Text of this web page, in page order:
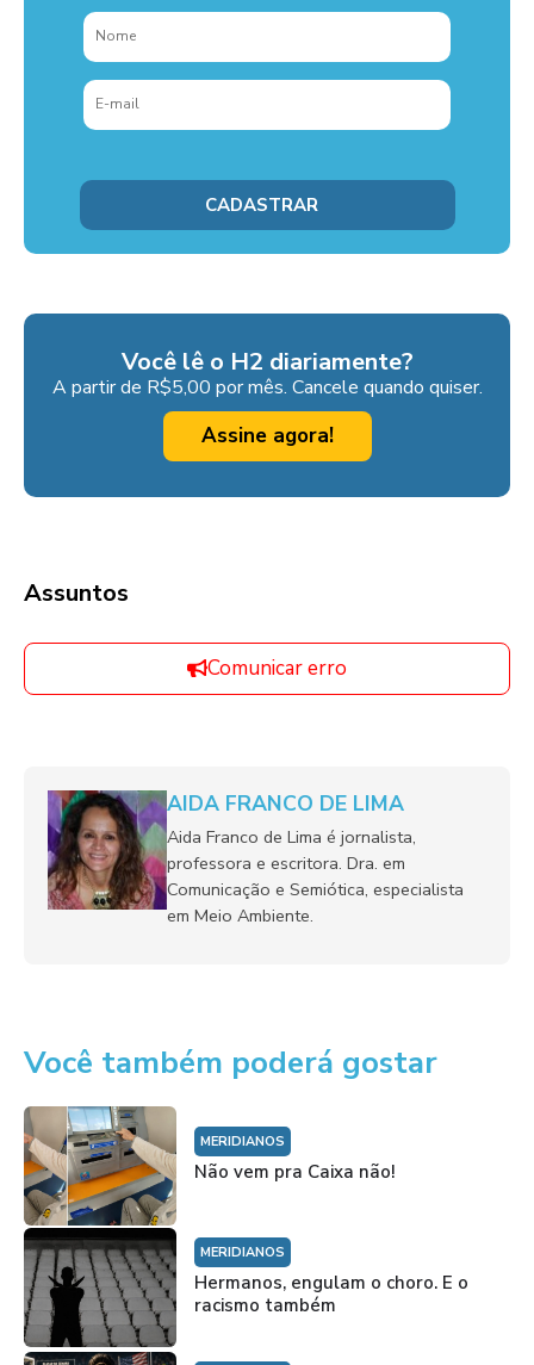
Você lê o H2 diariamente?
A partir de R$5,00 por mês. Cancele quando quiser.
Assine agora!
Assuntos
Comunicar erro
AIDA FRANCO DE LIMA
Aida Franco de Lima é jornalista,
professora e escritora. Dra. em
Comunicação e Semiótica, especialista
em Meio Ambiente.
Você também poderá gostar
MERIDIANOS
Não vem pra Caixa não!
MERIDIANOS
Hermanos, engulam o choro. E o
racismo também